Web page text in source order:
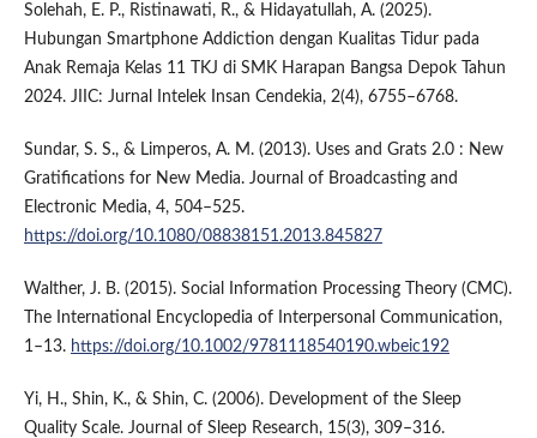
Solehah, E. P., Ristinawati, R., & Hidayatullah, A. (2025).
Hubungan Smartphone Addiction dengan Kualitas Tidur pada
Anak Remaja Kelas 11 TKJ di SMK Harapan Bangsa Depok Tahun
2024. JIIC: Jurnal Intelek Insan Cendekia, 2(4), 6755–6768.
Sundar, S. S., & Limperos, A. M. (2013). Uses and Grats 2.0 : New
Gratifications for New Media. Journal of Broadcasting and
Electronic Media, 4, 504–525.
https://doi.org/10.1080/08838151.2013.845827
Walther, J. B. (2015). Social Information Processing Theory (CMC).
The International Encyclopedia of Interpersonal Communication,
1–13. https://doi.org/10.1002/9781118540190.wbeic192
Yi, H., Shin, K., & Shin, C. (2006). Development of the Sleep
Quality Scale. Journal of Sleep Research, 15(3), 309–316.